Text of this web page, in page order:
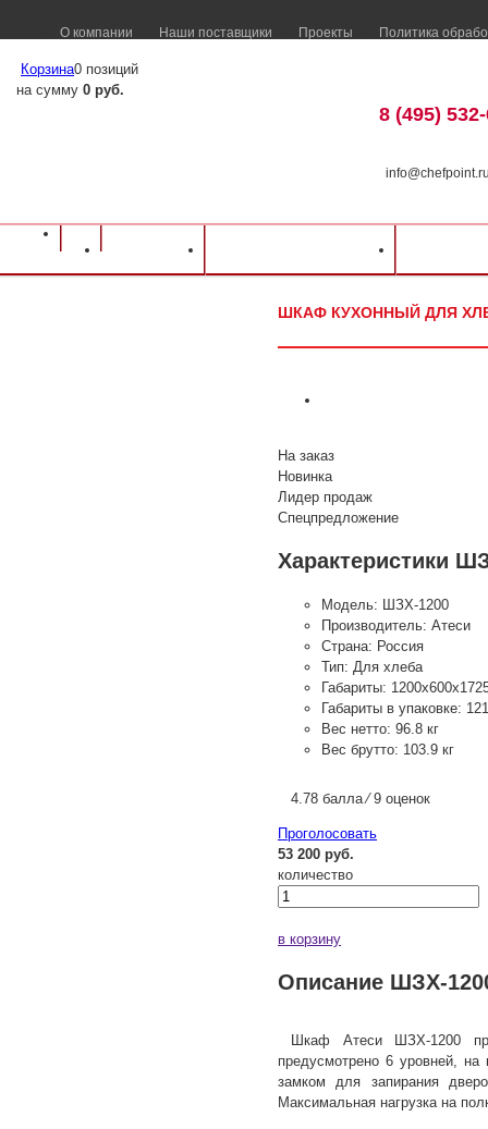
О компании Наши поставщики Проекты Политика
Корзина0 позиций
на сумму 0 руб.
8 (495)
Оборудование для ресторанов и кафе
ШКАФ КУХОННЫЙ ДЛЯ
На заказ
Новинка
Лидер продаж
Спецпредложение
Характеристики
Модель: ШЗХ-1200
Производитель: Атеси
Страна: Россия
Тип: Для хлеба
Габариты:
Габариты в упаковке:
Вес нетто: 96.8 кг
Вес брутто: 103.9 кг
4.78 балла ⁄ 9 оценок
Проголосовать
53 200 руб.
количество
в корзину
Описание ШЗХ-
Шкаф Атеси ШЗХ-1200
предусмотрено 6 уровней,
замком для запирания
Максимальная нагрузка на